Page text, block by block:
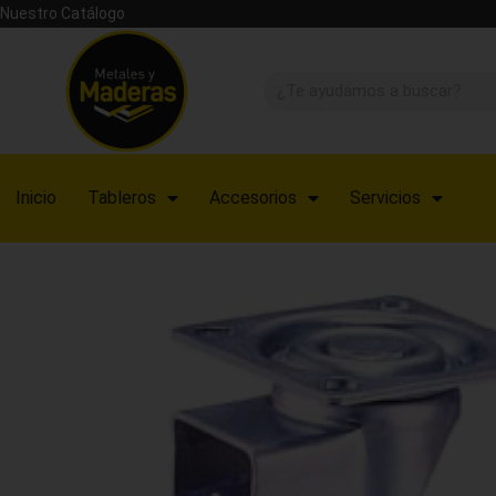
Nuestro Catálogo
Inicio Tableros Accesorios Servicios